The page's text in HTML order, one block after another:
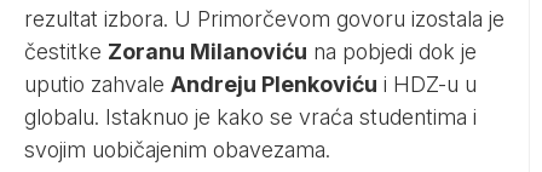
rezultat izbora. U Primorčevom govoru izostala je
čestitke Zoranu Milanoviću na pobjedi dok je
uputio zahvale Andreju Plenkoviću i HDZ-u u
globalu. Istaknuo je kako se vraća studentima i
svojim uobičajenim obavezama.